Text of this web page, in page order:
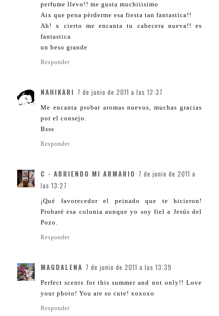
perfume llevo!! me gusta muchiiisimo
Aix que pena pèrderme esa fiesta tan fantastica!!
Ah! x cierto me encanta tu cabecera nueva!! es
fantastica
un beso grande
Responder
NAHIKARI 7 de junio de 2011 a las 12:37
Me encanta probar aromas nuevos, muchas gracias
por el consejo.
Bsss
Responder
C - ABRIENDO MI ARMARIO 7 de junio de 2011 a
las 13:27
¡Qué favorecedor el peinado que te hicieron!
Probaré esa colonia aunque yo soy fiel a Jesús del
Pozo.
Responder
MAGDALENA 7 de junio de 2011 a las 13:39
Perfect scents for this summer and not only!! Love
your photo! You are so cute! xoxoxo
Responder